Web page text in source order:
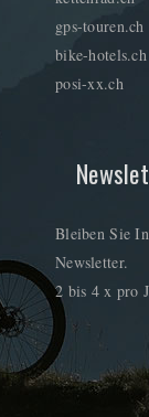
gps-touren.ch
bike-hotels.ch
posi-xx.ch
Bleiben Sie
Newsletter.
2 bis 4 x pro